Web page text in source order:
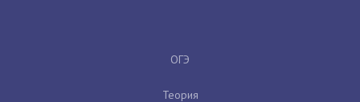
ОГЭ
Теория